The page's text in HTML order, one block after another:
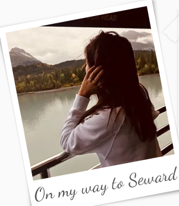
On my way to Seward